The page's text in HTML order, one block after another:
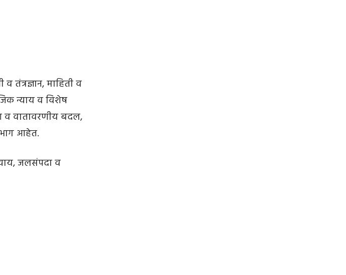
तंत्रज्ञान, माहिती व
न्याय व विशेष
व वातावरणीय बदल,
आहेत.
जलसंपदा व